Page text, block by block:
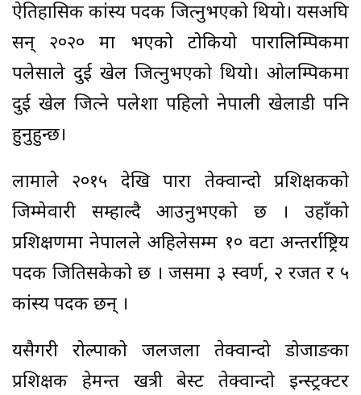
ऐतिहासिक कांस्य पदक जित्नुभएको थियो। यसअघि
सन् २०२० मा भएको टोकियो पारालिम्पिकमा
पलेसाले दुई खेल जित्नुभएको थियो। ओलम्पिकमा
दुई खेल जित्ने पलेशा पहिलो नेपाली खेलाडी पनि
हुनुहुन्छ।
लामाले २०१५ देखि पारा तेक्वान्दो प्रशिक्षकको
जिम्मेवारी सम्हाल्दै आउनुभएको छ । उहाँको
प्रशिक्षणमा नेपालले अहिलेसम्म १० वटा अन्तर्राष्ट्रिय
पदक जितिसकेको छ । जसमा ३ स्वर्ण, २ रजत र ५
कांस्य पदक छन् ।
यसैगरी रोल्पाको जलजला तेक्वान्दो डोजाङका
प्रशिक्षक हेमन्त खत्री बेस्ट तेक्वान्दो इन्स्ट्रक्टर